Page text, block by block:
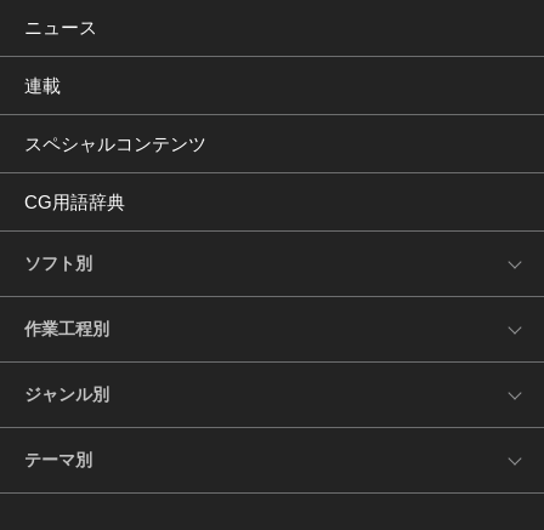
ニュース
連載
スペシャルコンテンツ
CG用語辞典
ソフト別
作業工程別
ジャンル別
テーマ別